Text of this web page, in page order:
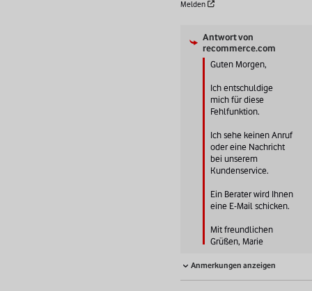
Melden
Antwort von
recommerce.com
Guten Morgen,
Ich entschuldige
mich für diese
Fehlfunktion.
Ich sehe keinen Anruf
oder eine Nachricht
bei unserem
Kundenservice.
Ein Berater wird Ihnen
eine E-Mail schicken.
Mit freundlichen
Grüßen, Marie
Anmerkungen anzeigen